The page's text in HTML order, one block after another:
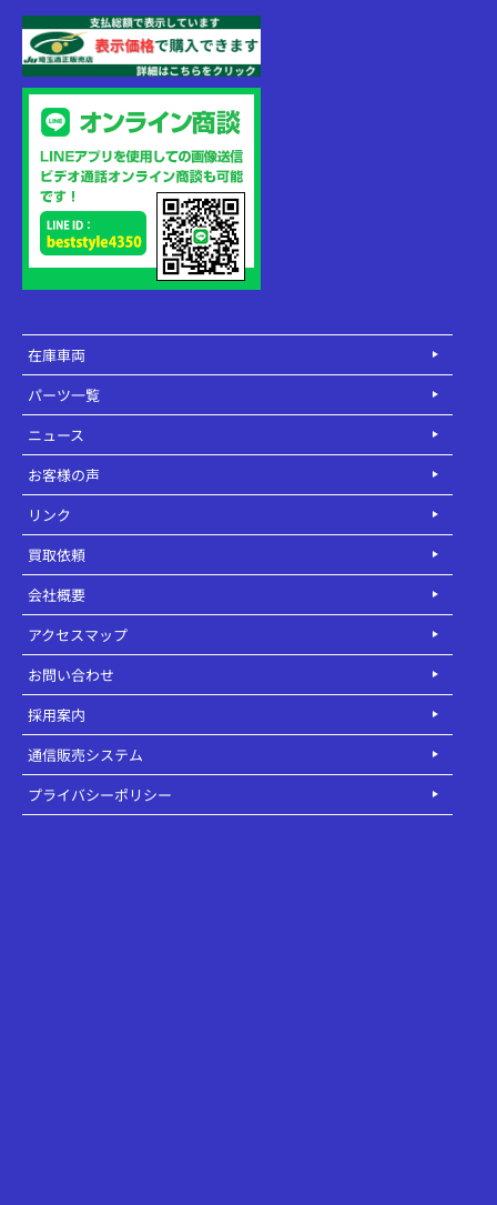
在庫車両
パーツ一覧
ニュース
お客様の声
リンク
買取依頼
会社概要
アクセスマップ
お問い合わせ
採用案内
通信販売システム
プライバシーポリシー